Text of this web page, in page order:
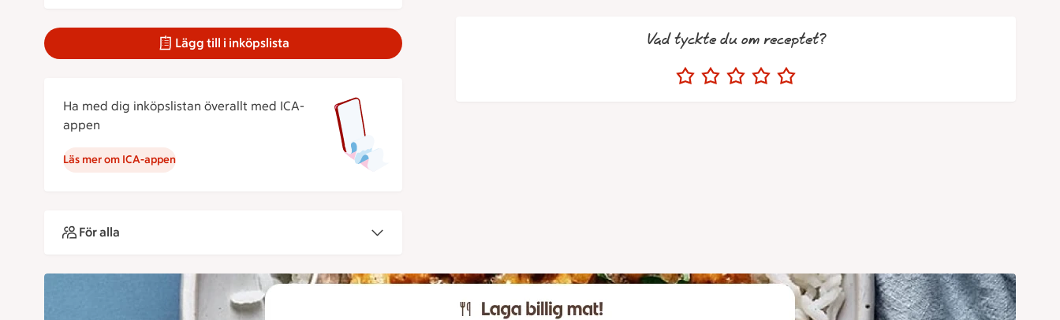
Lägg till i inköpslista
Ha med dig inköpslistan överallt med ICA-
appen
Läs mer om ICA-appen
För alla
Vad tyckte du om receptet?